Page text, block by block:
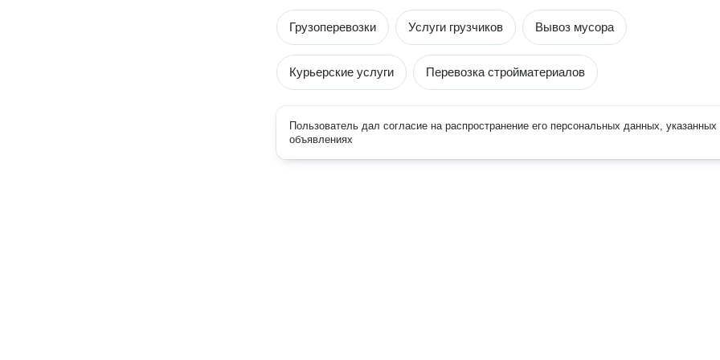
Грузоперевозки Услуги грузчиков Вывоз мусора
Курьерские услуги Перевозка стройматериалов
Пользователь дал согласие на распространение его персональных данных, указанных
объявлениях